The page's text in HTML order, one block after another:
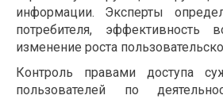
информации. Эксперты
потребителя, эффективность
изменение роста
Контроль правами доступа
пользователей по